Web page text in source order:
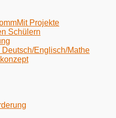
Projekte
Schülern
Deutsch/Englisch/Mathe